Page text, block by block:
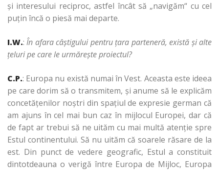
şi interesului reciproc, astfel încât să „navigăm“ cu cel
puţin încă o piesă mai departe.
I.W.:În afara câştigului pentru ţara parteneră, există şi alte
ţeluri pe care le urmăreşte proiectul?
C.P.: Europa nu există numai în Vest. Aceasta este ideea
pe care dorim să o transmitem, şi anume să le explicăm
concetăţenilor noştri din spaţiul de expresie german că
am ajuns în cel mai bun caz în mijlocul Europei, dar că
de fapt ar trebui să ne uităm cu mai multă atenţie spre
Estul continentului. Să nu uităm că soarele răsare de la
est. Din punct de vedere geografic, Estul a constituit
dintotdeauna o verigă între Europa de Mijloc, Europa